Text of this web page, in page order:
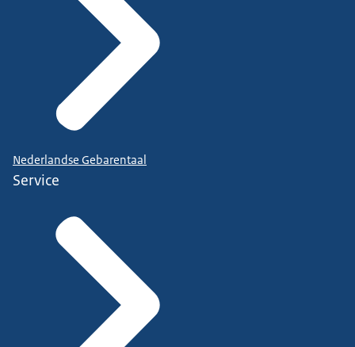
Nederlandse Gebarentaal
Service